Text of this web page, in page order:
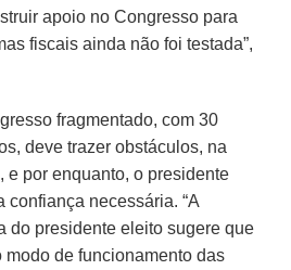
apoio no Congresso para
fiscais ainda não foi testada”,
fragmentado, com 30
deve trazer obstáculos, na
, e por enquanto, o presidente
confiança necessária. “A
do presidente eleito sugere que
modo de funcionamento das